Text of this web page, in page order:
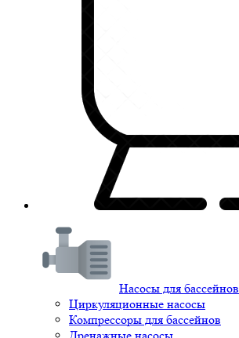
Насосы для бассейнов
Циркуляционные насосы
Компрессоры для бассейнов